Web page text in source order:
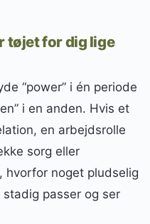
tøjet for dig lige
“power” i én periode
i en anden. Hvis et
en arbejdsrolle
sorg eller
hvorfor noget pludselig
passer og ser